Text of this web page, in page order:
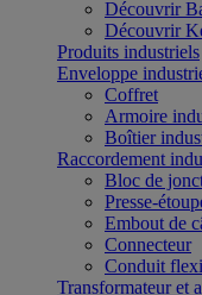
Découvrir
Découvrir
Produits industriels
Enveloppe
Coffret
Armoire
Boîtier
Raccordement
Bloc de
Presse-
Embout de
Connecteur
Conduit
Transformateur et